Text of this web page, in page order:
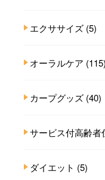
エクササイズ (5)
オーラルケア (115)
カープグッズ (40)
サービス付高齢者
ダイエット (5)